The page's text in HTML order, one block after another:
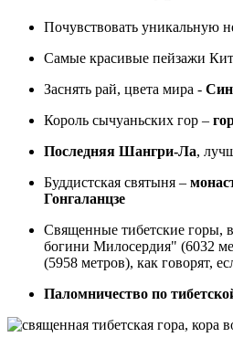
Почувствовать уникальную
Самые красивые пейзажи
Заснять рай, цвета мира -
Король сычуаньских гор –
Последняя Шангри-Ла,
Буддистская святыня –
Гонгаланцзе
Священные тибетские горы,
богини Милосердия" (6032
(5958 метров), как говорят,
Паломничество по